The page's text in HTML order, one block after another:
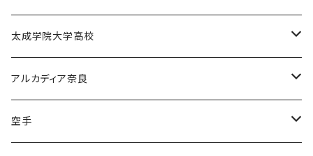
電通高男子バスケットボール部
甲南高校男子バスケットボール部
甲南高校野球部
太成学院大学高校
太成学院高校男子バスケットボール部
アルカディア奈良
アルカディア奈良 - 公式グッズ -
空手